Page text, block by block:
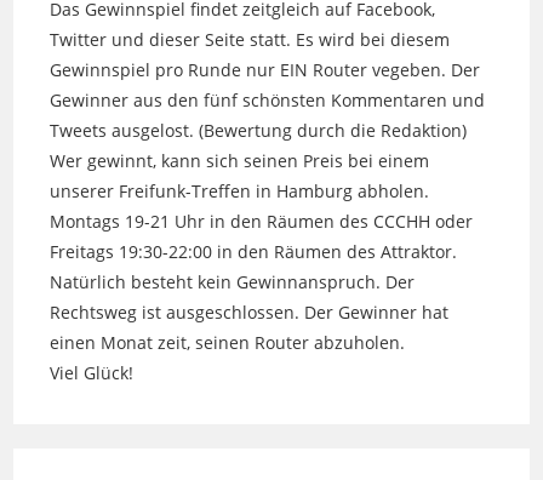
Das Gewinnspiel findet zeitgleich auf Facebook,
Twitter und dieser Seite statt. Es wird bei diesem
Gewinnspiel pro Runde nur EIN Router vegeben. Der
Gewinner aus den fünf schönsten Kommentaren und
Tweets ausgelost. (Bewertung durch die Redaktion)
Wer gewinnt, kann sich seinen Preis bei einem
unserer Freifunk-Treffen in Hamburg abholen.
Montags 19-21 Uhr in den Räumen des CCCHH oder
Freitags 19:30-22:00 in den Räumen des Attraktor.
Natürlich besteht kein Gewinnanspruch. Der
Rechtsweg ist ausgeschlossen. Der Gewinner hat
einen Monat zeit, seinen Router abzuholen.
Viel Glück!